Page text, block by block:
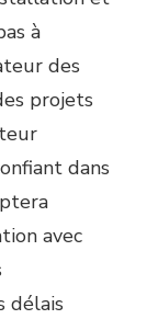
à
des
projets
dans
avec
délais